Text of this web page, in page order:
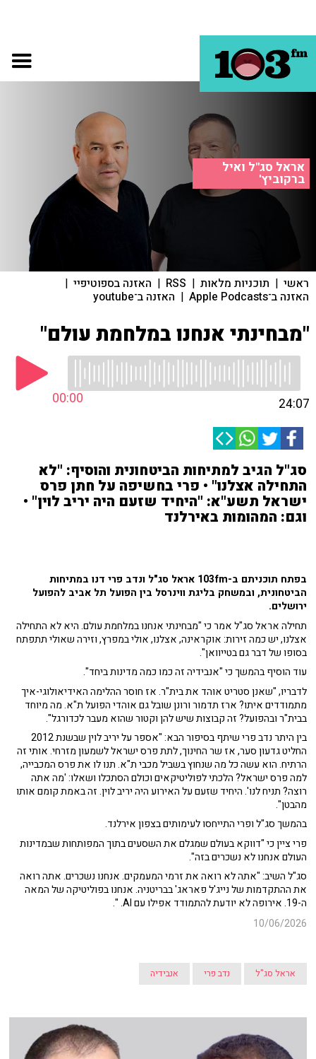
אראל סג"ל ואיל
ברקוביץ'
ראשי | תוכניות מלאות |
RSS
| האזנה בספוטיפיי |
האזנה ב־Apple Podcasts | האזנה ב־youtube
"מבחינתי אנחנו במלחמת עולם"
00:00 24:07
סג"ל הגיב למתיחות הביטחונית והוסיף: "לא
התחילה אצלנו" • פרי בחשיפה על חתן פרס
ישראל תשע"א: "היחיד שזעם היה יריב לוין" •
וגם: המהומות באירלנד
בפתח תוכניתם ב-103fm אראל סג"ל ונדב פרי דנו במתיחות
הביטחונית, ובמשחק בליגת ווינרסל בין הפועל תל אביב להפועל
ירושלים.
תחילה אראל סג"ל אמר כי "מבחינתי אנחנו במלחמת עולם. היא לא התחילה
אצלנו, יש כמה זירות: אוקראינה, אצלנו, אולי במפרץ, וזירה שאולי תתפתח
בסופו של דבר גם בטייוואן".
עוד הוסיף בהמשך כי "אנבידיה זה כמו כמה מדינות ביחד".
לדבריו, "שאנן סטריט אוהד את בית"ר. אז חוסר ההלימה האידיאולוגי-איך
מתמודדים איתו? ארז תדמור ורונן שובל גם אוהדי הפועל ת"א. מה מיוחד
בבית"ר ובהפועל? זה קבוצות שיש להן וקטור שהוא מעבר לכדורגל".
בין היתר נדב פרי שיתף בסיפור הבא: "אספר על יריב לוין שבשנת 2012
החליט גדעון סער, אז שר החינוך, לתת פרס ישראל לשמעון מזרחי. אותי זה
הרתיח. הוא עשה כל מה שנחוץ בשביל מכבי ת"א. תנו לו את פרס המכבייה,
למה פרס ישראל? הלכתי לפוליטיקאים וכולם הסתכלו ושאלו: 'מה אתה
רוצה? תניח לנו'. היחיד שזעם על האירוע היה יריב לוין. זה באמת קומם אותו
מהבטן".
בהמשך סג"ל ופרי התייחסו לעימותים בצפון אירלנד.
פרי ציין כי "דווקא בעולם שמגלם את השסעים בתוך המפותחות שבמדינות
העולם אנחנו לא נשכרים בזה".
סג"ל השיב: "אתה לא רואה את זרמי המעמקים. אנחנו נשכרים. אתה רואה
את ההתקדמות של נייג'ל פאראג' בבריטניה. אנחנו בפוליטיקה של המאה
ה-19. אירופה לא יודעת להתמודד אפילו עם AI. ".
10/06/2026
אראל סג"ל נדב פרי אנבידיה